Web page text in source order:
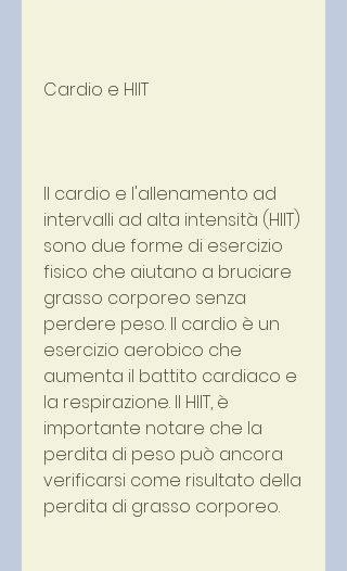
Cardio e HIIT
Il cardio e l'allenamento ad
intervalli ad alta intensità (HIIT)
sono due forme di esercizio
fisico che aiutano a bruciare
grasso corporeo senza
perdere peso. Il cardio è un
esercizio aerobico che
aumenta il battito cardiaco e
la respirazione. Il HIIT, è
importante notare che la
perdita di peso può ancora
verificarsi come risultato della
perdita di grasso corporeo.